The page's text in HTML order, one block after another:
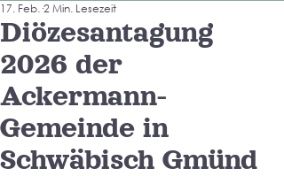
Diözesantagung
2026 der
Ackermann-
Gemeinde in
Schwäbisch Gmünd
17. Feb. 2 Min. Lesezeit